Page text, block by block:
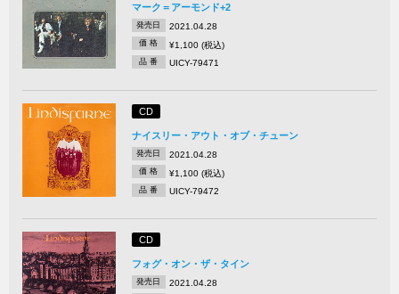
マーク＝アーモンド+2
発売日 2021.04.28
価 格 ¥1,100 (税込)
品 番 UICY-79471
CD
ナイスリー・アウト・オブ・チューン
発売日 2021.04.28
価 格 ¥1,100 (税込)
品 番 UICY-79472
CD
フォグ・オン・ザ・タイン
発売日 2021.04.28